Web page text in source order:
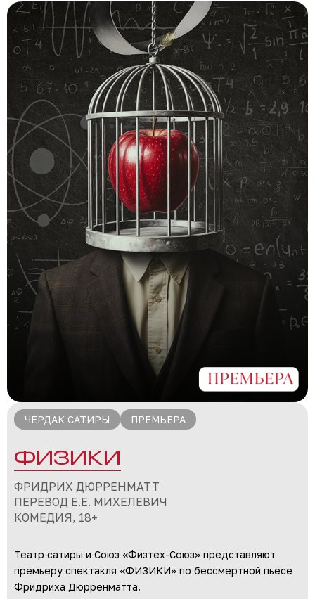
ЧЕРДАК САТИРЫ ПРЕМЬЕРА
ФИЗИКИ
ФРИДРИХ ДЮРРЕНМАТТ
ПЕРЕВОД Е.Е. МИХЕЛЕВИЧ
КОМЕДИЯ, 18+
Театр сатиры и Союз «Физтех-Союз» представляют
премьеру спектакля «ФИЗИКИ» по бессмертной пьесе
Фридриха Дюрренматта.